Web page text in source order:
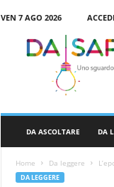
VEN 7 AGO 2026
ACCEDI
DA ASCOLTARE DA
Home Da leggere
DA LEGGERE